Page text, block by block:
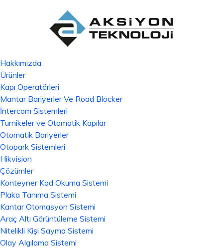
Hakkımızda
Ürünler
Kapı Operatörleri
Mantar Bariyerler Ve Road Blocker
İntercom Sistemleri
Turnikeler ve Otomatik Kapılar
Otomatik Bariyerler
Otopark Sistemleri
Hikvision
Çözümler
Konteyner Kod Okuma Sistemi
Plaka Tanıma Sistemi
Kantar Otomasyon Sistemi
Araç Altı Görüntüleme Sistemi
Nitelikli Kişi Sayma Sistemi
Olay Algılama Sistemi